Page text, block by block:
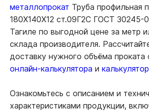
металлопрокат Труба профильная
180Х140Х12 ст.09Г2С ГОСТ 30245-
Тагиле по выгодной цене за метр
склада производителя.
доставку нужного объёма
онлайн-калькулятора и
Ознакомьтесь с описанием и
характеристиками продукции,